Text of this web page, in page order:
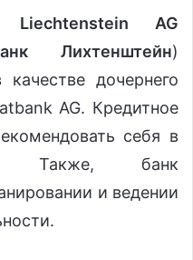
Liechtenstein AG
Лихтенштейн)
дочернего
AG. Кредитное
себя в
Также, банк
и ведении